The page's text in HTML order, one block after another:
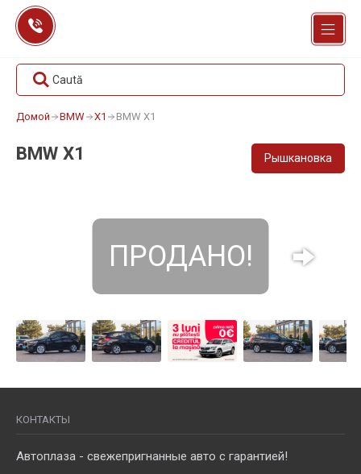
Перейти
содержанию
Caută
Домой BMW X1 BMW X1
BMW X1 Рышкановка
ПРОДАНО!
КОНТАКТЫ
Автоплаза - свежепригнанные авто с гарантией!